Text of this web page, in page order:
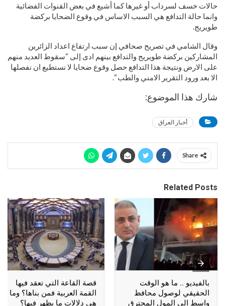
حالات خسف لسرداب أو غيرها كما أشيع في بعض القنوات الفضائية
وانما حالة التدافع هي السبب الاساس في وقوع الضحايا بركضة
طويريج.
وقال الشامي في تصريح صحافي إن سبب ارتفاع اعداد الزائرين
المشاركين بركضة طويريج والتدافع بينهم ادى إلى “سقوط العديد منهم
على الارض ونتيجة هذا التدافع حصل وقوع ضحايا لا نستطيع ان نفصلها
الا بعد ورود التقرير الامني والطب “.
شارك هذا الموضوع:
أخبار العراق
Share
Related Posts
بالفيديو .. ما هو الوقت
الحقيقي لوصول محافظ
واسط الى المول المحترق
قصة القاعة التي تعقد فيها
القمة العربية فمن بناها؟ وما
هي دلالات ما يظهر فيها؟